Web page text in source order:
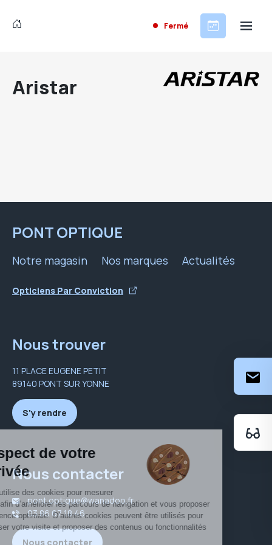
Fermé
Aristar
PONT OPTIQUE
Notre magasin Nos marques Actualités
Opticiens Par Conviction
Nous trouver
11 PLACE EUGENE PETIT
89140 PONT SUR YONNE
S'y rendre
Nous contacter
pont.optique@wanadoo.fr
03 86 67 18 46
Nous contacter